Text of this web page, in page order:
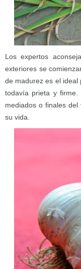
Los expertos
exteriores se
de madurez es el ideal
todavía prieta y
mediados o finales
su vida.